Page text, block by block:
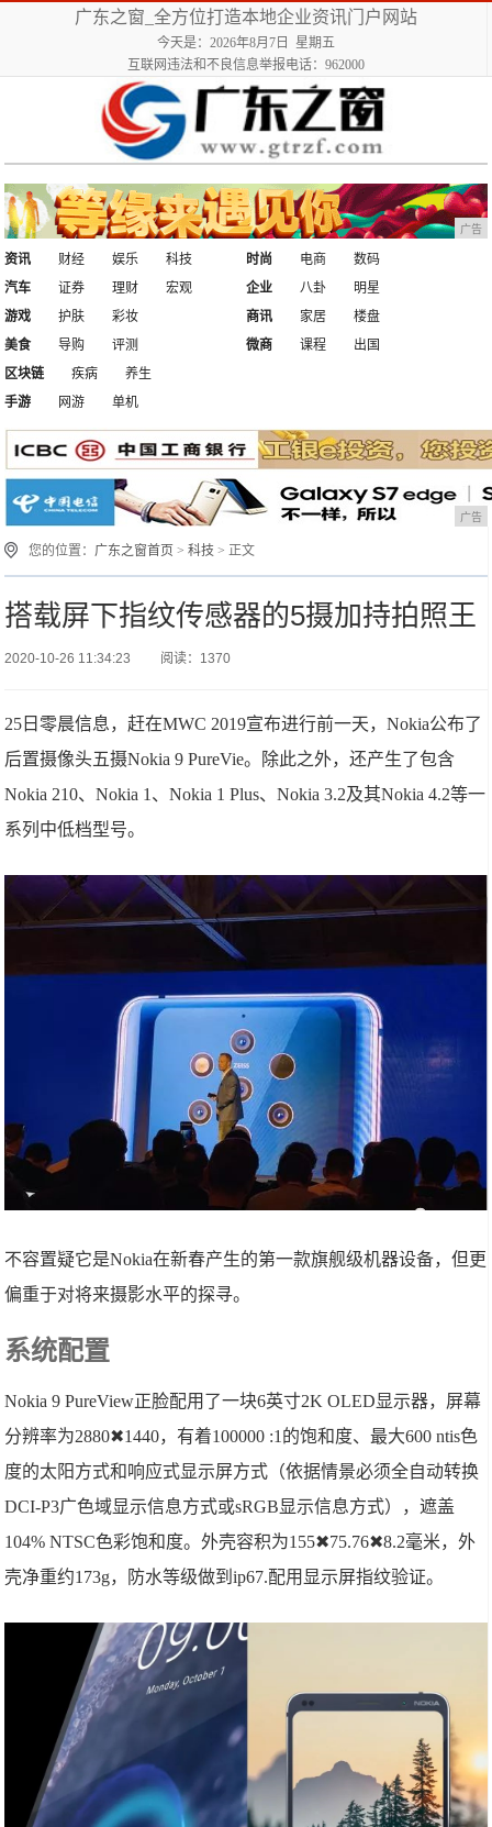
广东之窗_全方位打造本地企业资讯门户网站
今天是：2026年8月7日 星期五
互联网违法和不良信息举报电话：962000
广告
资讯 财经 娱乐
科技
汽车
证券 理财 宏观
时尚 电商
数码
企业
八卦
明星
游戏
护肤
彩妆
美食
导购 评测
商讯 家居
楼盘
微商
课程
出国
区块链
疾病
养生
手游
网游 单机
广告
您的位置： 广东之窗首页 >科技 > 正文
搭载屏下指纹传感器的5摄加持拍照王
2020-10-26 11:34:23 阅读：1370
25日零晨信息，赶在MWC 2019宣布进行前一天，Nokia公布了
后置摄像头五摄Nokia 9 PureVie。除此之外，还产生了包含
Nokia 210、Nokia 1、Nokia 1 Plus、Nokia 3.2及其Nokia 4.2等一
系列中低档型号。
不容置疑它是Nokia在新春产生的第一款旗舰级机器设备，但更
偏重于对将来摄影水平的探寻。
系统配置
Nokia 9 PureView正脸配用了一块6英寸2K OLED显示器，屏幕
分辨率为2880✖1440，有着100000 :1的饱和度、最大600 ntis色
度的太阳方式和响应式显示屏方式（依据情景必须全自动转换
DCI-P3广色域显示信息方式或sRGB显示信息方式），遮盖
104% NTSC色彩饱和度。外壳容积为155✖75.76✖8.2毫米，外
壳净重约173g，防水等级做到ip67.配用显示屏指纹验证。